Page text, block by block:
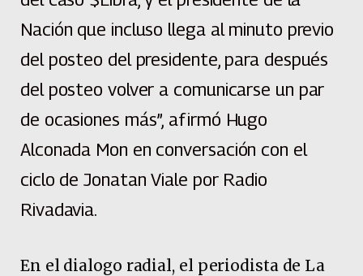
Nación que incluso llega al minuto previo
del posteo del presidente, para después
del posteo volver a comunicarse un par
de ocasiones más”, afirmó Hugo
Alconada Mon en conversación con el
ciclo de Jonatan Viale por Radio
Rivadavia.
En el dialogo radial, el periodista de La